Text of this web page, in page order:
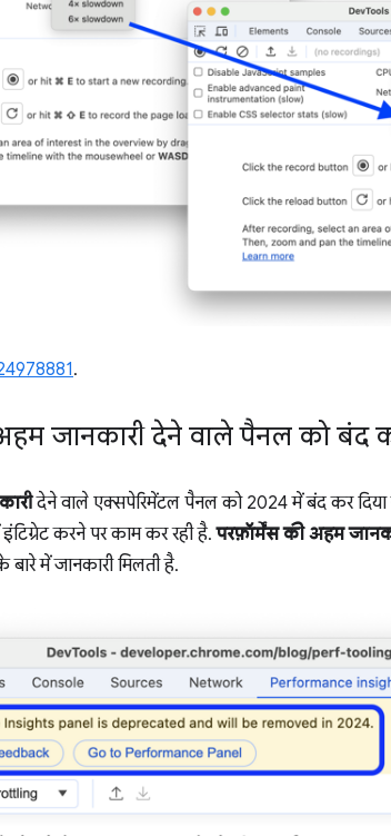
.
जानकारी देने वाले पैनल को बंद
देने वाले एक्सपेरिमेंटल पैनल को 2024 में बंद कर
करने पर काम कर रही है.परफ़ॉर्मेंस की अहम
में जानकारी मिलती है.